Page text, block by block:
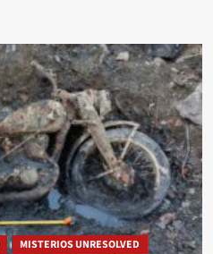
MISTERIOS UNRESOLVED